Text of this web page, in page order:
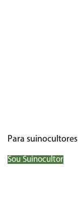
Para suinocultores
Sou Suinocultor